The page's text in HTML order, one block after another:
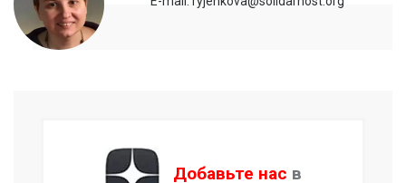
Добавьте нас в